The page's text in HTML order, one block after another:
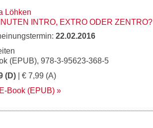
Löhken
INTRO, EXTRO ODER ZENTRO?
22.02.2016
(EPUB), 978-3-95623-368-5
(D) | € 7,99 (A)
Book (EPUB)